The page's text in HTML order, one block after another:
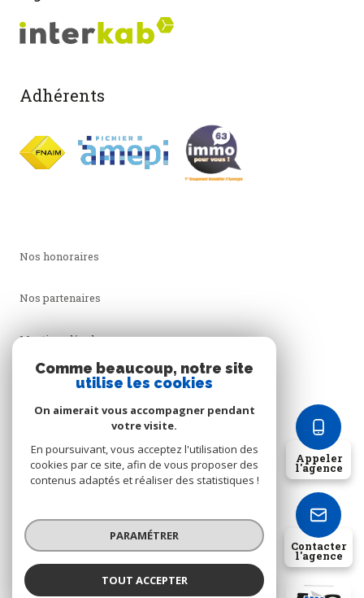
IMMO H.A
Appeler
l'agence
Contacter
l'agence
Adhérents
Nos honoraires
Nos partenaires
Mentions légales
Cookies
© 2026 | Tous droits réservés
Réalisé par
Comme beaucoup, notre site
utilise les cookies
On aimerait vous accompagner pendant
votre visite.
En poursuivant, vous acceptez l'utilisation des
cookies par ce site, afin de vous proposer des
contenus adaptés et réaliser des statistiques !
PARAMÉTRER
TOUT ACCEPTER